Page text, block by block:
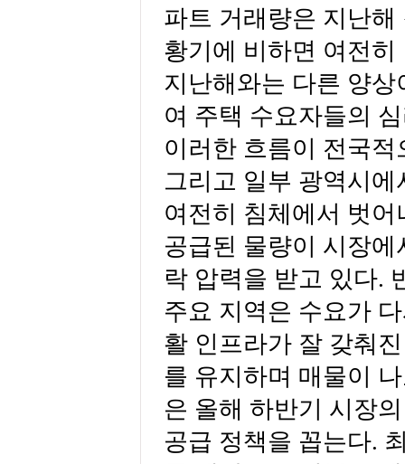
파트 거래량은 지난
황기에 비하면 여전히
지난해와는 다른 양
여 주택 수요자들의
이러한 흐름이 전국
그리고 일부 광역시
여전히 침체에서 벗
공급된 물량이 시장
락 압력을 받고 있다.
주요 지역은 수요가
활 인프라가 잘 갖춰
를 유지하며 매물이
은 올해 하반기 시장
공급 정책을 꼽는다.